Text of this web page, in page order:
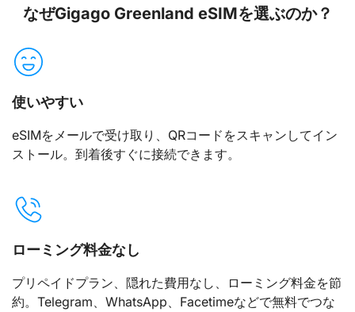
なぜGigago Greenland eSIMを選ぶのか？
使いやすい
eSIMをメールで受け取り、QRコードをスキャンしてイン
ストール。到着後すぐに接続できます。
ローミング料金なし
プリペイドプラン、隠れた費用なし、ローミング料金を節
約。Telegram、WhatsApp、Facetimeなどで無料でつな